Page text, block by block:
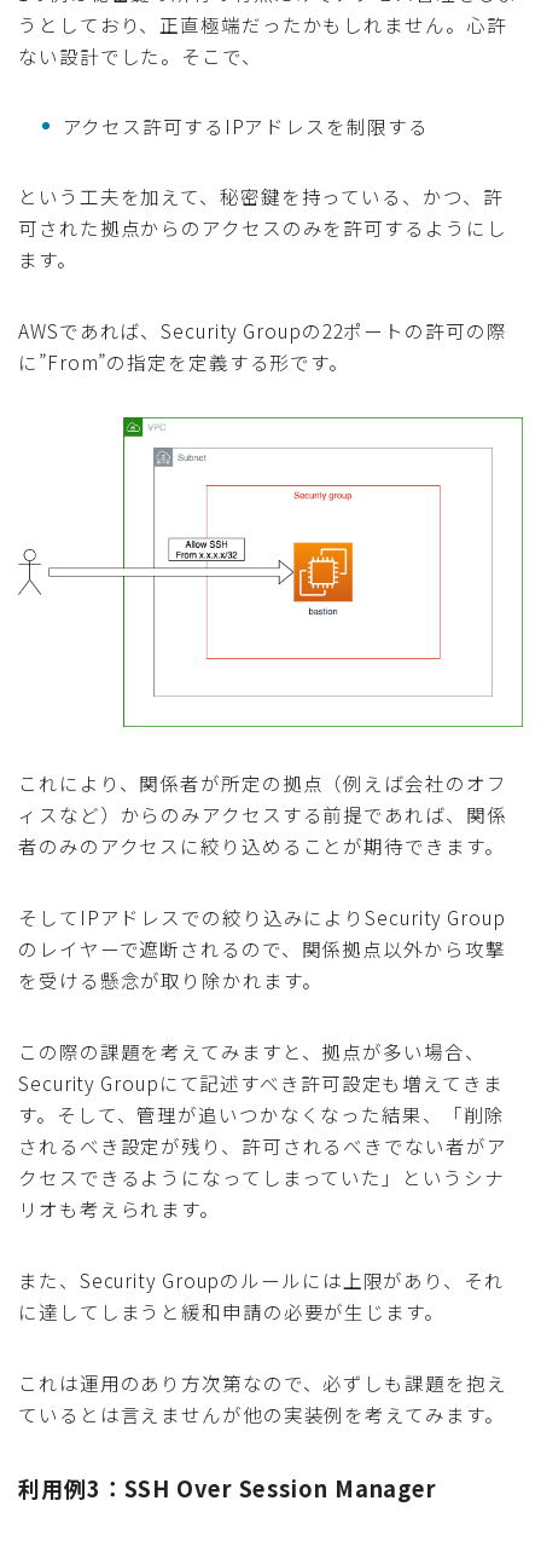
うとしており、正直極端だったかもしれません。心許
ない設計でした。そこで、
アクセス許可するIPアドレスを制限する
という工夫を加えて、秘密鍵を持っている、かつ、許
可された拠点からのアクセスのみを許可するようにし
ます。
AWSであれば、Security Groupの22ポートの許可の際
に”From”の指定を定義する形です。
これにより、関係者が所定の拠点（例えば会社のオフ
ィスなど）からのみアクセスする前提であれば、関係
者のみのアクセスに絞り込めることが期待できます。
そしてIPアドレスでの絞り込みによりSecurity Group
のレイヤーで遮断されるので、関係拠点以外から攻撃
を受ける懸念が取り除かれます。
この際の課題を考えてみますと、拠点が多い場合、
Security Groupにて記述すべき許可設定も増えてきま
す。そして、管理が追いつかなくなった結果、「削除
されるべき設定が残り、許可されるべきでない者がア
クセスできるようになってしまっていた」というシナ
リオも考えられます。
また、Security Groupのルールには上限があり、それ
に達してしまうと緩和申請の必要が生じます。
これは運用のあり方次第なので、必ずしも課題を抱え
ているとは言えませんが他の実装例を考えてみます。
利用例3：SSH Over Session Manager